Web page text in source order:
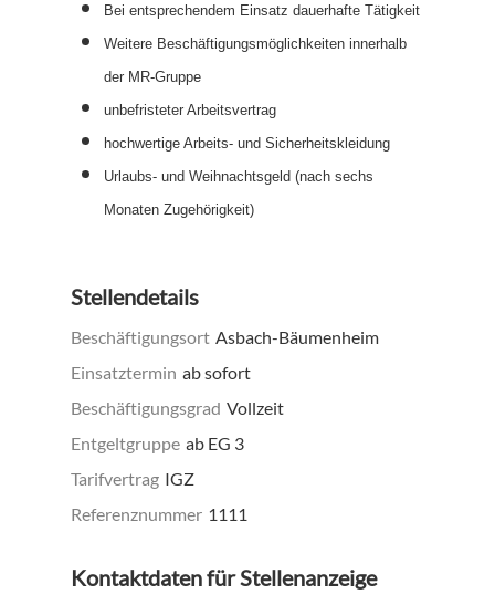
Bei entsprechendem Einsatz dauerhafte Tätigkeit
Weitere Beschäftigungsmöglichkeiten innerhalb
der MR-Gruppe
unbefristeter Arbeitsvertrag
hochwertige Arbeits- und Sicherheitskleidung
Urlaubs- und Weihnachtsgeld (nach sechs
Monaten Zugehörigkeit)
Stellendetails
Beschäftigungsort Asbach-Bäumenheim
Einsatztermin ab sofort
Beschäftigungsgrad Vollzeit
Entgeltgruppe ab EG 3
Tarifvertrag IGZ
Referenznummer 1111
Kontaktdaten für Stellenanzeige